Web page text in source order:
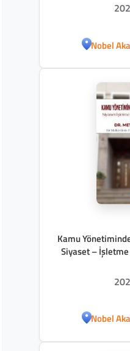
Nobel
Kamu
Siyaset –
Nobel